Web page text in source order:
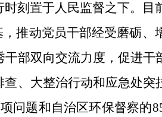
刻置于人民监督之下。目
，推动党员干部经受磨砺
部双向交流力度，促进
、大整治行动和应急处
问题和自治区环保督察的